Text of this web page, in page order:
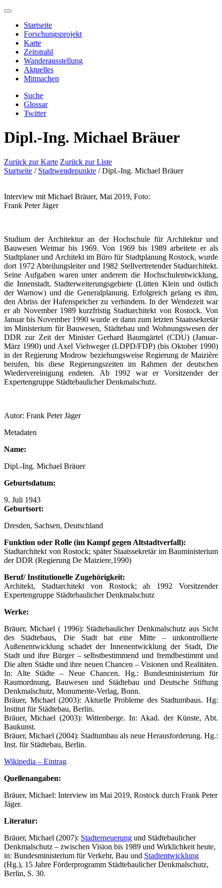
Startseite
Forschungsprojekt
Karte
Zeitstrahl
Wanderausstellung
Aktuelles
Mitmachen
Suche
Glossar
Twitter
Dipl.-Ing. Michael Bräuer
Zurück zur Karte Zurück zur Liste
Startseite / Stadtwendepunkte /Dipl.-Ing. Michael Bräuer
Interview mit Michael Bräuer, Mai 2019, Foto:
Frank Peter Jäger
Studium der Architektur an der Hochschule für Architektur und
Bauwesen Weimar bis 1969. Von 1969 bis 1989 arbeitete er als
Stadtplaner und Architekt im Büro für Stadtplanung Rostock, wurde
dort 1972 Abteilungsleiter und 1982 Stellvertretender Stadtarchitekt.
Seine Aufgaben waren unter anderem die Hochschulentwicklung,
die Innenstadt, Stadterweiterungsgebiete (Lütten Klein und östlich
der Warnow) und die Generalplanung. Erfolgreich gelang es ihm,
den Abriss der Hafenspeicher zu verhindern. In der Wendezeit war
er ab November 1989 kurzfristig Stadtarchitekt von Rostock. Von
Januar bis November 1990 wurde er dann zum letzten Staatssekretär
im Ministerium für Bauwesen, Städtebau und Wohnungswesen der
DDR zur Zeit der Minister Gerhard Baumgärtel (CDU) (Januar-
März 1990) und Axel Viehweger (LDPD/FDP) (bis Oktober 1990)
in der Regierung Modrow beziehungsweise Regierung de Maizière
berufen, bis diese Regierungszeiten im Rahmen der deutschen
Wiedervereinigung endeten. Ab 1992 war er Vorsitzender der
Expertengruppe Städtebaulicher Denkmalschutz.
Autor: Frank Peter Jäger
Metadaten
Name:
Dipl.-Ing. Michael Bräuer
Geburtsdatum:
9. Juli 1943
Geburtsort:
Dresden, Sachsen, Deutschland
Funktion oder Rolle (im Kampf gegen Altstadtverfall):
Stadtarchitekt von Rostock; später Staatssekretär im Bauministerium
der DDR (Regierung De Maiziere,1990)
Beruf/ Institutionelle Zugehörigkeit:
Architekt, Stadtarchitekt von Rostock; ab 1992 Vorsitzender
Expertengruppe Städtebaulicher Denkmalschutz
Werke:
Bräuer, Michael ( 1996): Städtebaulicher Denkmalschutz aus Sicht
des Städtebaus, Die Stadt hat eine Mitte – unkontrollierte
Außenentwicklung schadet der Innenentwicklung der Stadt, Die
Stadt und ihre Bürger – selbstbestimmend und fremdbestimmt und
Die alten Städte und ihre neuen Chancen – Visionen und Realitäten.
In: Alte Städte – Neue Chancen. Hg.: Bundesministerium für
Raumordnung, Bauwesen und Städtebau und Deutsche Stiftung
Denkmalschutz, Monumente-Verlag, Bonn.
Bräuer, Michael (2003): Aktuelle Probleme des Stadtumbaus. Hg:
Institut für Städtebau, Berlin.
Bräuer, Michael (2003): Wittenberge. In: Akad. der Künste, Abt.
Baukunst.
Bräuer, Michael (2004): Stadtumbau als neue Herausforderung. Hg.:
Inst. für Städtebau, Berlin.
Wikipedia – Eintrag
Quellenangaben:
Bräuer, Michael: Interview im Mai 2019, Rostock durch Frank Peter
Jäger.
Literatur:
Bräuer, Michael (2007): Stadterneuerung und Städtebaulicher
Denkmalschutz – zwischen Vision bis 1989 und Wirklichkeit heute,
in: Bundesministerium für Verkehr, Bau und Stadtentwicklung
(Hg.), 15 Jahre Förderprogramm Städtebaulicher Denkmalschutz,
Berlin, S. 30.